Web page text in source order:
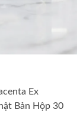
Ex
Bản Hộp 30